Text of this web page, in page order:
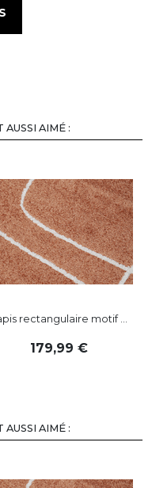
AUSSI AIMÉ :
rectangulaire motif ...
179,99
AUSSI AIMÉ :